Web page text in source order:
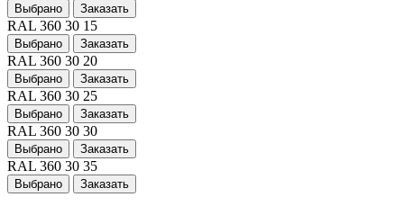
Выбрано Заказать
RAL 360 30 15
Выбрано Заказать
RAL 360 30 20
Выбрано Заказать
RAL 360 30 25
Выбрано Заказать
RAL 360 30 30
Выбрано Заказать
RAL 360 30 35
Выбрано Заказать